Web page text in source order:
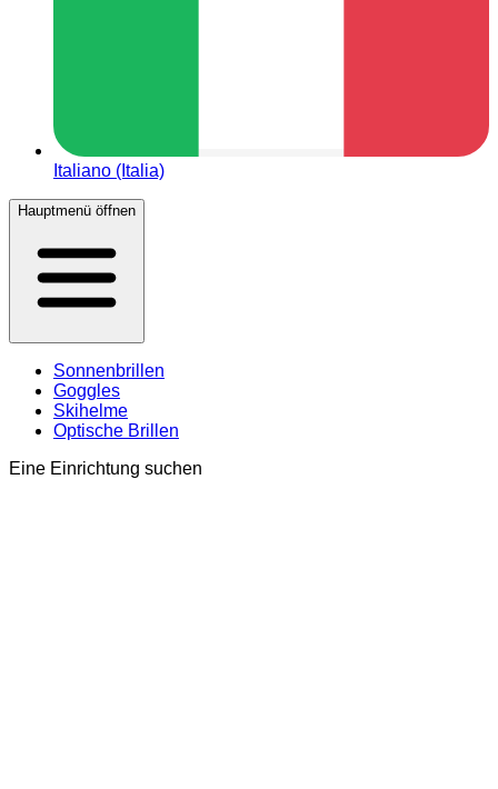
Italiano (Italia)
Hauptmenü öffnen
Sonnenbrillen
Goggles
Skihelme
Optische Brillen
Eine Einrichtung suchen